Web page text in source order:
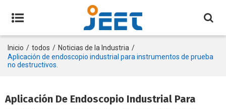
Inicio / todos / Noticias de la Industria /
Aplicación de endoscopio industrial para instrumentos de prueba
no destructivos.
Aplicación De Endoscopio Industrial Para